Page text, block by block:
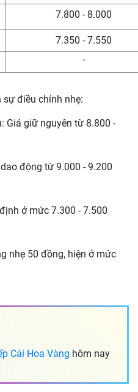
7.800 - 8.000
7.350 - 7.550
-
điều chỉnh nhẹ:
Giá giữ nguyên từ 8.800 -
động từ 9.000 - 9.200
ở mức 7.300 - 7.500
nhẹ 50 đồng, hiện ở mức
Cái Hoa Vàng hôm nay